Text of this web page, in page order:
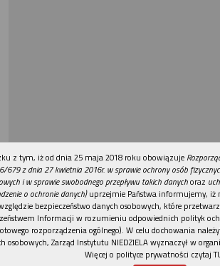
z tym, iż od dnia 25 maja 2018 roku obowiązuje
679 z dnia 27 kwietnia 2016r. w sprawie ochrony osób
i w sprawie swobodnego przepływu takich danychoraz
o ochronie danych)uprzejmie Państwa informujemy, iż
bezpieczeństwo danych osobowych, które
Informacji w rozumieniu odpowiednich polityk
rozporządzenia ogólnego). W celu dochowania
osobowych, Zarząd Instytutu NIEDZIELA wyznaczył w
Więcej o polityce prywatności czytaj